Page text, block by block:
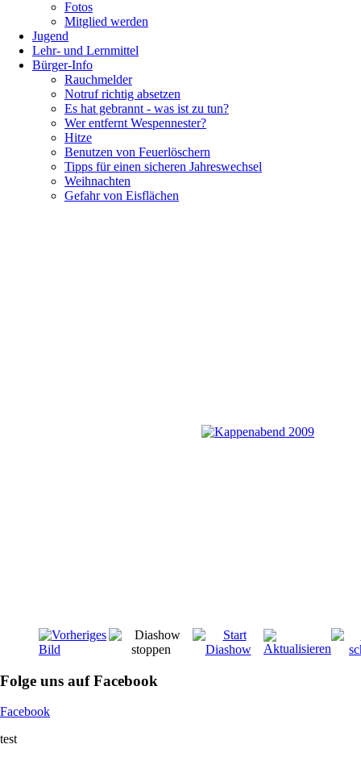
Fotos
Mitglied werden
Jugend
Lehr- und Lernmittel
Bürger-Info
Rauchmelder
Notruf richtig absetzen
Es hat gebrannt - was ist zu tun?
Wer entfernt Wespennester?
Hitze
Benutzen von Feuerlöschern
Tipps für einen sicheren Jahreswechsel
Weihnachten
Gefahr von Eisflächen
Folge uns auf Facebook
Facebook
test